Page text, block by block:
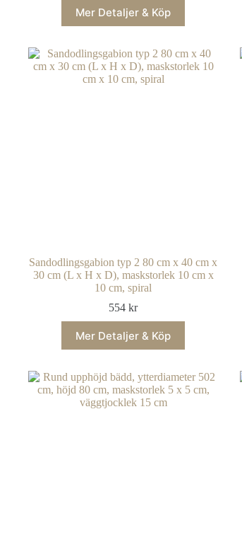
Mer Detaljer & Köp
Sandodlingsgabion typ 2 80 cm x 40 cm x
30 cm (L x H x D), maskstorlek 10 cm x
10 cm, spiral
554kr
Mer Detaljer & Köp